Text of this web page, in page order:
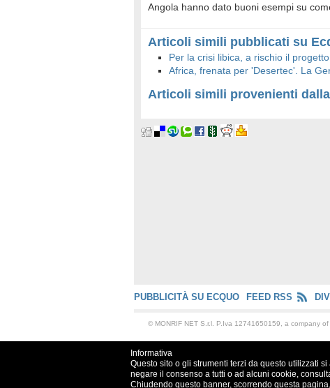
Angola hanno dato buoni esempi su
Articoli simili pubblicati su
Per la crisi libica, a rischio il
Africa, frenata per 'Desertec'. La
Articoli simili provenienti
PUBBLICITÀ SU ECQUO FEED RSS
© MONRIF NET S.r.l. P.Iva 12741650159, a company of
Informativa
Questo sito o gli strumenti terzi da questo utilizzati
negare il consenso a tutti o ad alcuni cookie,
Chiudendo questo banner, scorrendo questa